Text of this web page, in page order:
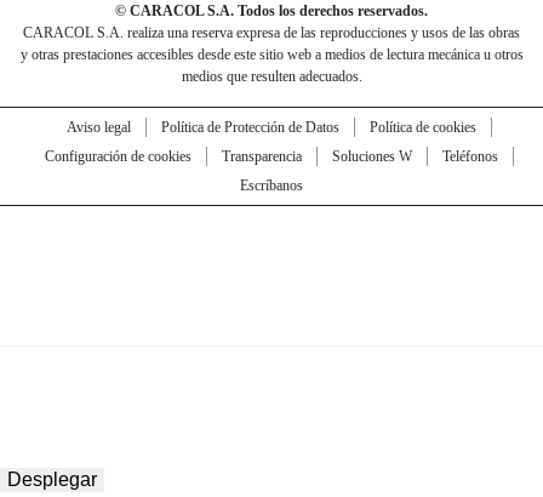
© CARACOL S.A. Todos los derechos reservados.
CARACOL S.A. realiza una reserva expresa de las reproducciones y usos de las obras
y otras prestaciones accesibles desde este sitio web a medios de lectura mecánica u otros
medios que resulten adecuados.
Aviso legal Política de Protección de Datos
Política de cookies
Configuración de cookies
Transparencia Soluciones W
Teléfonos
Escríbanos
Desplegar